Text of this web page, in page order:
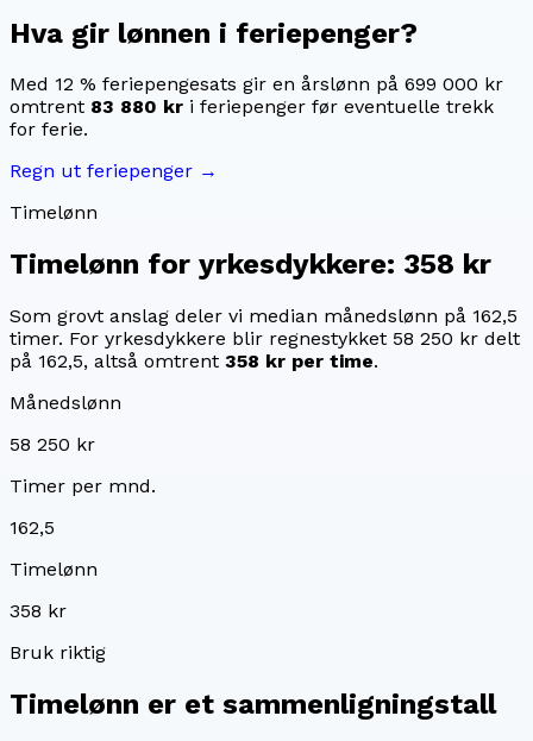
Hva gir lønnen i feriepenger?
Med 12 % feriepengesats gir en årslønn på 699 000 kr
omtrent 83 880 kr i feriepenger før eventuelle trekk
for ferie.
Regn ut feriepenger →
Timelønn
Timelønn for yrkesdykkere: 358 kr
Som grovt anslag deler vi median månedslønn på 162,5
timer. For yrkesdykkere blir regnestykket 58 250 kr delt
på 162,5, altså omtrent 358 kr per time.
Månedslønn
58 250 kr
Timer per mnd.
162,5
Timelønn
358 kr
Bruk riktig
Timelønn er et sammenligningstall